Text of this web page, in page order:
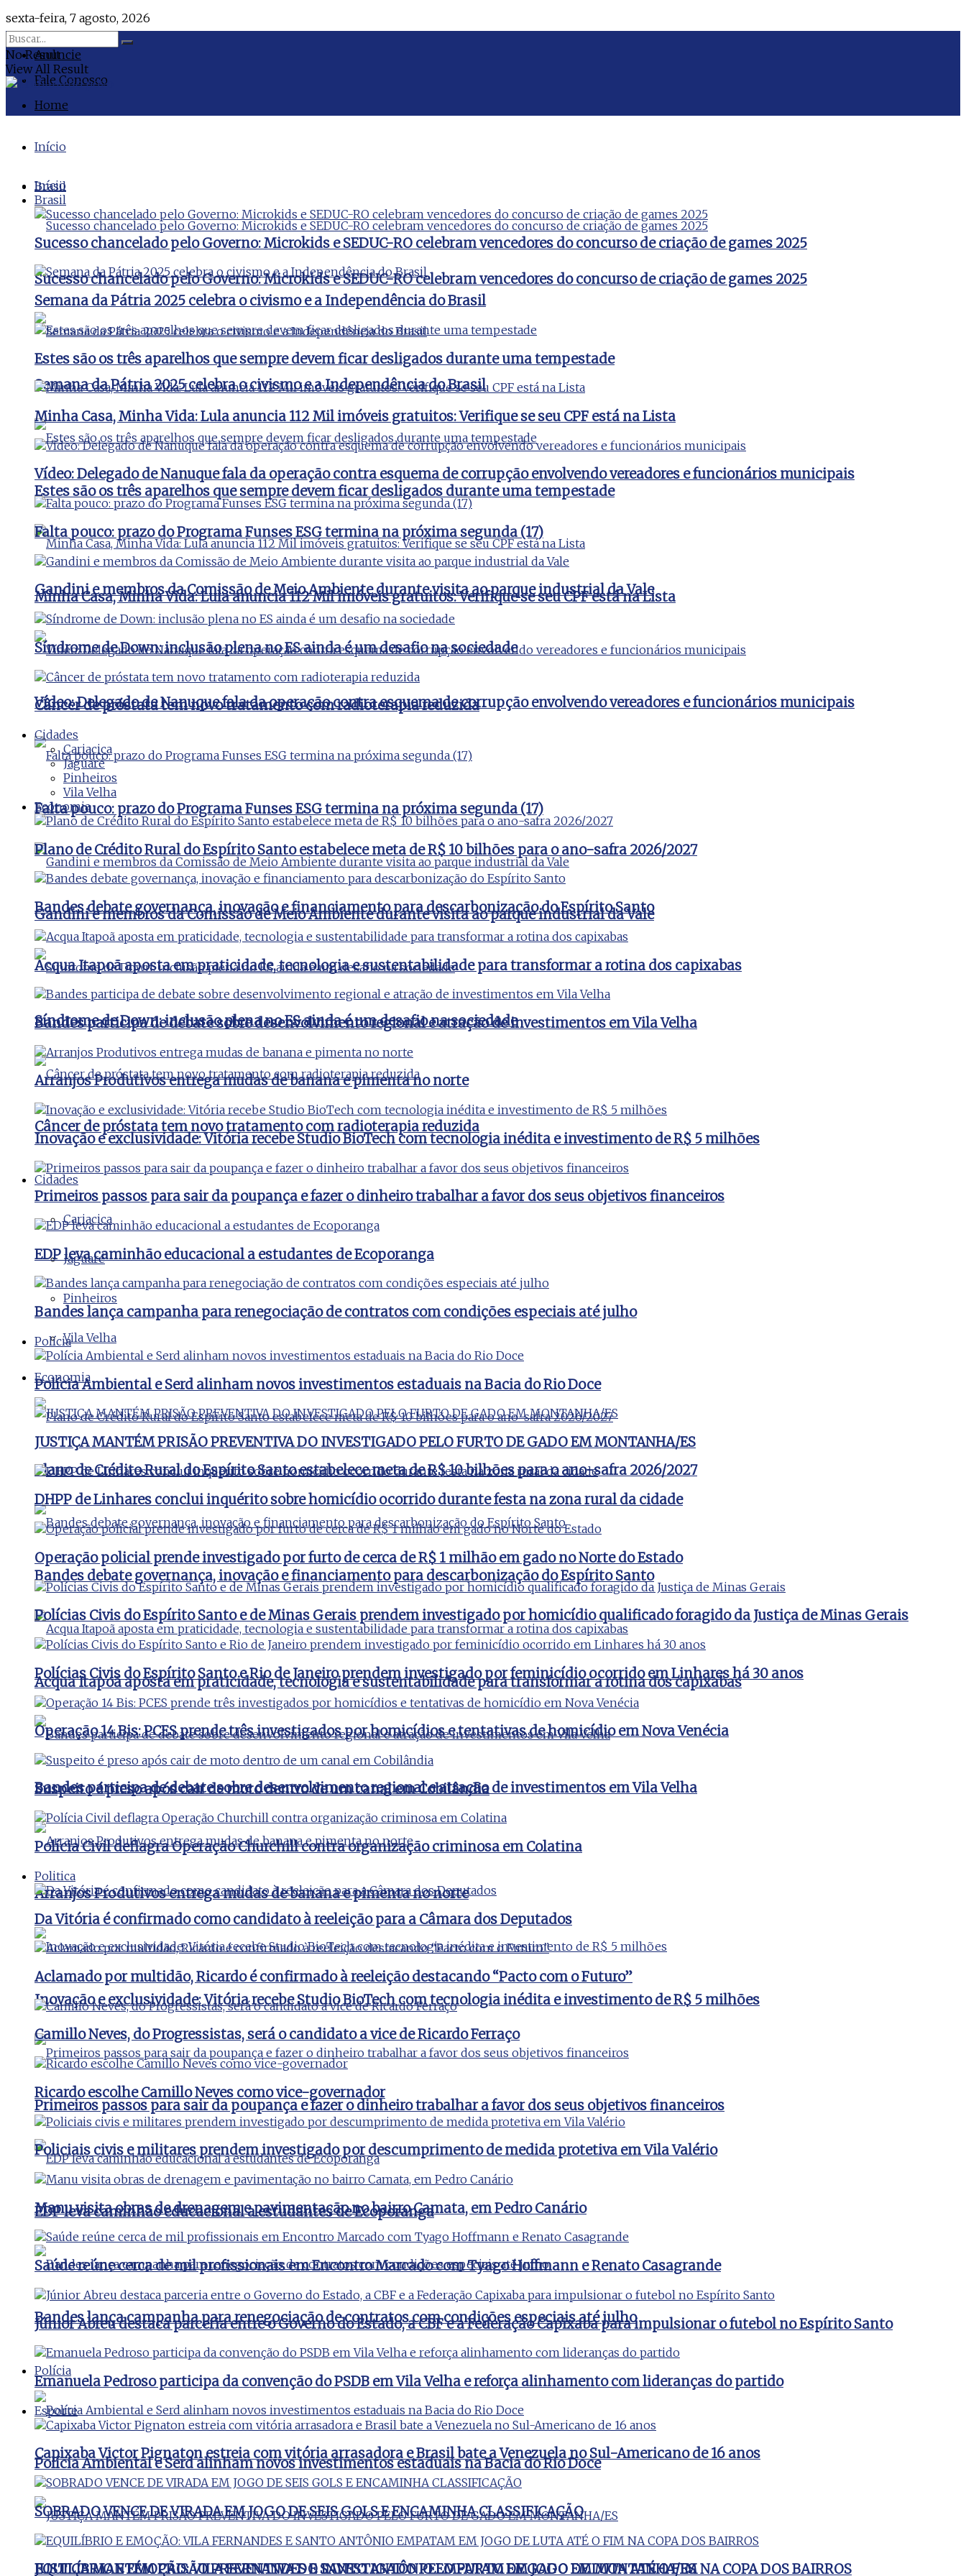
sexta-feira, 7 agosto, 2026
Anuncie
Fale Conosco
Home
No Result
View All Result
Início
Brasil
Sucesso chancelado pelo Governo: Microkids e SEDUC-RO celebram vencedores do concurso de criação de games 2025
Semana da Pátria 2025 celebra o civismo e a Independência do Brasil
Estes são os três aparelhos que sempre devem ficar desligados durante uma tempestade
Minha Casa, Minha Vida: Lula anuncia 112 Mil imóveis gratuitos: Verifique se seu CPF está na Lista
Vídeo: Delegado de Nanuque fala da operação contra esquema de corrupção envolvendo vereadores e funcionários municipais
Falta pouco: prazo do Programa Funses ESG termina na próxima segunda (17)
Gandini e membros da Comissão de Meio Ambiente durante visita ao parque industrial da Vale
Síndrome de Down: inclusão plena no ES ainda é um desafio na sociedade
Câncer de próstata tem novo tratamento com radioterapia reduzida
Cidades
Cariacica
Jaguaré
Pinheiros
Vila Velha
Economia
Plano de Crédito Rural do Espírito Santo estabelece meta de R$ 10 bilhões para o ano-safra 2026/2027
Bandes debate governança, inovação e financiamento para descarbonização do Espírito Santo
Acqua Itapoã aposta em praticidade, tecnologia e sustentabilidade para transformar a rotina dos capixabas
Bandes participa de debate sobre desenvolvimento regional e atração de investimentos em Vila Velha
Arranjos Produtivos entrega mudas de banana e pimenta no norte
Inovação e exclusividade: Vitória recebe Studio BioTech com tecnologia inédita e investimento de R$ 5 milhões
Primeiros passos para sair da poupança e fazer o dinheiro trabalhar a favor dos seus objetivos financeiros
EDP leva caminhão educacional a estudantes de Ecoporanga
Bandes lança campanha para renegociação de contratos com condições especiais até julho
Polícia
Polícia Ambiental e Serd alinham novos investimentos estaduais na Bacia do Rio Doce
JUSTIÇA MANTÉM PRISÃO PREVENTIVA DO INVESTIGADO PELO FURTO DE GADO EM MONTANHA/ES
Início
Brasil
Sucesso chancelado pelo Governo: Microkids e SEDUC-RO celebram vencedores do concurso de criação de games 2025
Semana da Pátria 2025 celebra o civismo e a Independência do Brasil
Estes são os três aparelhos que sempre devem ficar desligados durante uma tempestade
Minha Casa, Minha Vida: Lula anuncia 112 Mil imóveis gratuitos: Verifique se seu CPF está na Lista
Vídeo: Delegado de Nanuque fala da operação contra esquema de corrupção envolvendo vereadores e funcionários municipais
Falta pouco: prazo do Programa Funses ESG termina na próxima segunda (17)
Gandini e membros da Comissão de Meio Ambiente durante visita ao parque industrial da Vale
Síndrome de Down: inclusão plena no ES ainda é um desafio na sociedade
Câncer de próstata tem novo tratamento com radioterapia reduzida
Cidades
Cariacica
Jaguaré
Pinheiros
Vila Velha
Economia
Plano de Crédito Rural do Espírito Santo estabelece meta de R$ 10 bilhões para o ano-safra 2026/2027
Bandes debate governança, inovação e financiamento para descarbonização do Espírito Santo
Acqua Itapoã aposta em praticidade, tecnologia e sustentabilidade para transformar a rotina dos capixabas
Bandes participa de debate sobre desenvolvimento regional e atração de investimentos em Vila Velha
Arranjos Produtivos entrega mudas de banana e pimenta no norte
Inovação e exclusividade: Vitória recebe Studio BioTech com tecnologia inédita e investimento de R$ 5 milhões
Primeiros passos para sair da poupança e fazer o dinheiro trabalhar a favor dos seus objetivos financeiros
EDP leva caminhão educacional a estudantes de Ecoporanga
Bandes lança campanha para renegociação de contratos com condições especiais até julho
Polícia
Polícia Ambiental e Serd alinham novos investimentos estaduais na Bacia do Rio Doce
JUSTIÇA MANTÉM PRISÃO PREVENTIVA DO INVESTIGADO PELO FURTO DE GADO EM MONTANHA/ES
DHPP de Linhares conclui inquérito sobre homicídio ocorrido durante festa na zona rural da cidade
Operação policial prende investigado por furto de cerca de R$ 1 milhão em gado no Norte do Estado
Polícias Civis do Espírito Santo e de Minas Gerais prendem investigado por homicídio qualificado foragido da Justiça de Minas Gerais
Polícias Civis do Espírito Santo e Rio de Janeiro prendem investigado por feminicídio ocorrido em Linhares há 30 anos
Operação 14 Bis: PCES prende três investigados por homicídios e tentativas de homicídio em Nova Venécia
Suspeito é preso após cair de moto dentro de um canal em Cobilândia
Polícia Civil deflagra Operação Churchill contra organização criminosa em Colatina
Politica
Da Vitória é confirmado como candidato à reeleição para a Câmara dos Deputados
Aclamado por multidão, Ricardo é confirmado à reeleição destacando “Pacto com o Futuro”
Camillo Neves, do Progressistas, será o candidato a vice de Ricardo Ferraço
Ricardo escolhe Camillo Neves como vice-governador
Policiais civis e militares prendem investigado por descumprimento de medida protetiva em Vila Valério
Manu visita obras de drenagem e pavimentação no bairro Camata, em Pedro Canário
Saúde reúne cerca de mil profissionais em Encontro Marcado com Tyago Hoffmann e Renato Casagrande
Júnior Abreu destaca parceria entre o Governo do Estado, a CBF e a Federação Capixaba para impulsionar o futebol no Espírito Santo
Emanuela Pedroso participa da convenção do PSDB em Vila Velha e reforça alinhamento com lideranças do partido
Esporte
Capixaba Victor Pignaton estreia com vitória arrasadora e Brasil bate a Venezuela no Sul-Americano de 16 anos
SOBRADO VENCE DE VIRADA EM JOGO DE SEIS GOLS E ENCAMINHA CLASSIFICAÇÃO
EQUILÍBRIO E EMOÇÃO: VILA FERNANDES E SANTO ANTÔNIO EMPATAM EM JOGO DE LUTA ATÉ O FIM NA COPA DOS BAIRROS